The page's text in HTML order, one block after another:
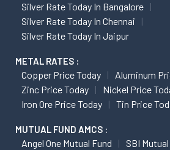
Silver Rate Today In Bangalore
Silver Rate Today In Chennai
Silver Rate Today In Jaipur
METAL RATES :
Copper Price Today
Aluminum
Zinc Price Today
Nickel Price
Iron Ore Price Today
Tin Price
MUTUAL FUND AMCS :
Angel One Mutual Fund
SBI